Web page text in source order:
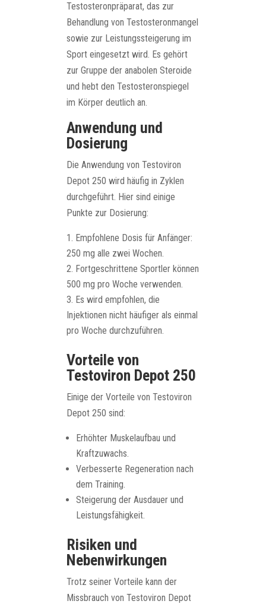
Testosteronpräparat, das zur
Behandlung von Testosteronmangel
sowie zur Leistungssteigerung im
Sport eingesetzt wird. Es gehört
zur Gruppe der anabolen Steroide
und hebt den Testosteronspiegel
im Körper deutlich an.
Anwendung und
Dosierung
Die Anwendung von Testoviron
Depot 250 wird häufig in Zyklen
durchgeführt. Hier sind einige
Punkte zur Dosierung:
Empfohlene Dosis für Anfänger:
250 mg alle zwei Wochen.
Fortgeschrittene Sportler können
500 mg pro Woche verwenden.
Es wird empfohlen, die
Injektionen nicht häufiger als einmal
pro Woche durchzuführen.
Vorteile von
Testoviron Depot 250
Einige der Vorteile von Testoviron
Depot 250 sind:
Erhöhter Muskelaufbau und
Kraftzuwachs.
Verbesserte Regeneration nach
dem Training.
Steigerung der Ausdauer und
Leistungsfähigkeit.
Risiken und
Nebenwirkungen
Trotz seiner Vorteile kann der
Missbrauch von Testoviron Depot